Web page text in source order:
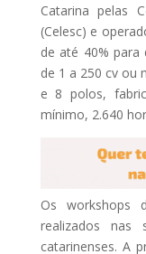
Catarina pelas
(Celesc) e
de até 40%
de 1 a 250 cv ou
e 8 polos,
mínimo, 2.640
Os workshops
realizados nas
catarinenses. A